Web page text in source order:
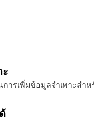
ะ
การเพิ่มข้อมูลจำเพาะสำ